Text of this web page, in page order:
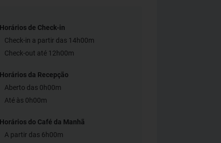
Horários de Check-in
Check-in a partir das 14h00m
Check-out até 12h00m
Horários da Recepção
Aberto das 0h00m
Até às 0h00m
Horários do Café da Manhã
A partir das 6h00m